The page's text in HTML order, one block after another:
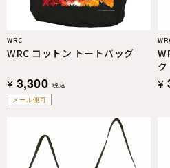
メール便可
WRC
WRC コットン トートバッグ
¥ 3,300 税込
ク
¥